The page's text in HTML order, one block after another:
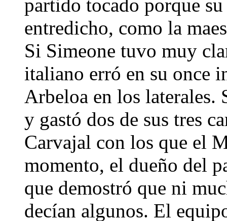
partido tocado porque
entredicho, como la
Si Simeone tuvo muy
italiano erró en su once
Arbeloa en los laterales.
y gastó dos de sus tres
Carvajal con los que el
momento, el dueño del
que demostró que ni
decían algunos. El